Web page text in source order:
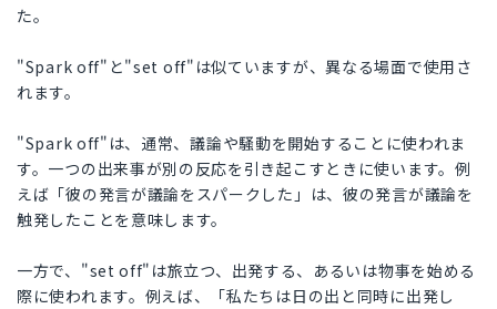
た。
"Spark off"と"set off"は似ていますが、異なる場面で使用さ
れます。
"Spark off"は、通常、議論や騒動を開始することに使われま
す。一つの出来事が別の反応を引き起こすときに使います。例
えば「彼の発言が議論をスパークした」は、彼の発言が議論を
触発したことを意味します。
一方で、"set off"は旅立つ、出発する、あるいは物事を始める
際に使われます。例えば、「私たちは日の出と同時に出発し